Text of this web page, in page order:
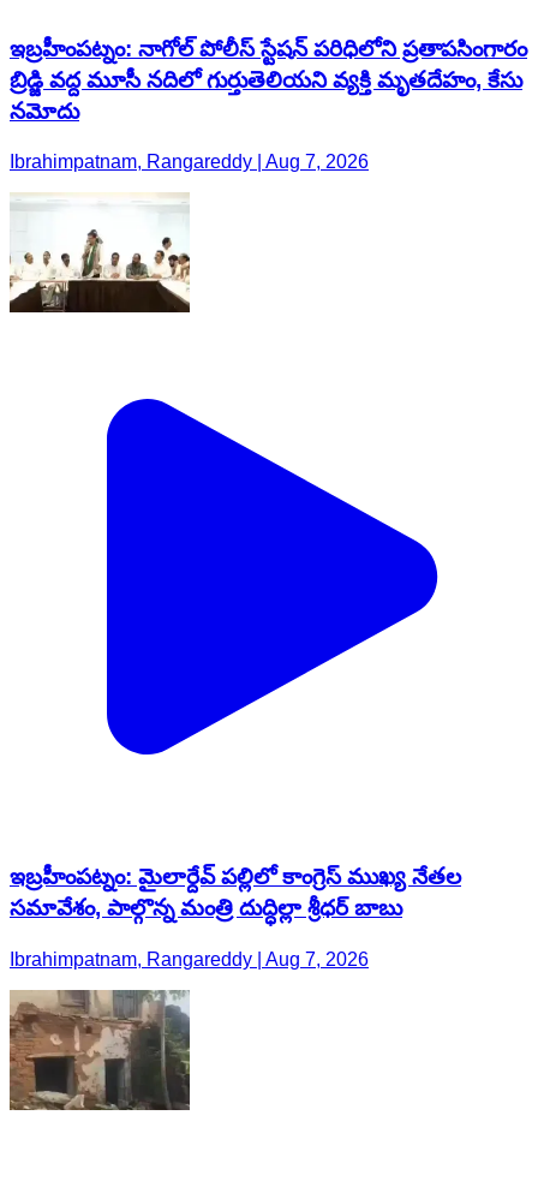
ఇబ్రహీంపట్నం: నాగోల్ పోలీస్ స్టేషన్ పరిధిలోని ప్రతాపసింగారం
బ్రిడ్జి వద్ద మూసీ నదిలో గుర్తుతెలియని వ్యక్తి మృతదేహం, కేసు
నమోదు
Ibrahimpatnam, Rangareddy | Aug 7, 2026
ఇబ్రహీంపట్నం: మైలార్దేవ్ పల్లిలో కాంగ్రెస్ ముఖ్య నేతల
సమావేశం, పాల్గొన్న మంత్రి దుద్ధిల్లా శ్రీధర్ బాబు
Ibrahimpatnam, Rangareddy | Aug 7, 2026